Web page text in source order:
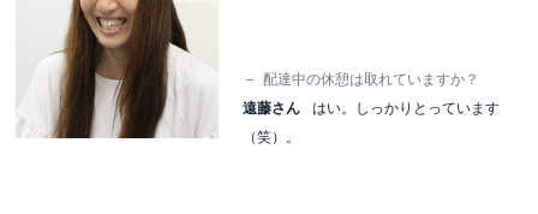
－
配達中の休憩は取れていますか？
遠藤さん
はい。しっかりとっています
（笑）。